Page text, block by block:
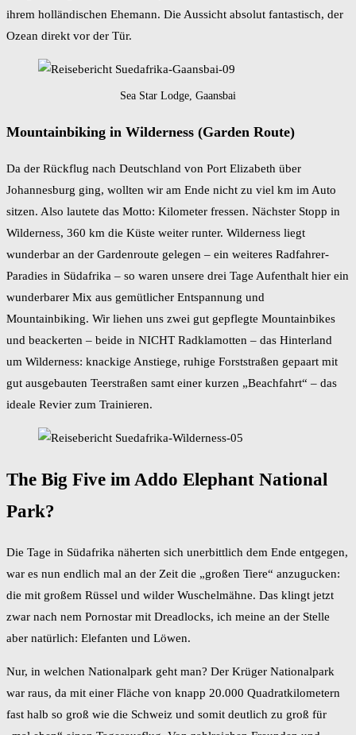
ihrem holländischen Ehemann. Die Aussicht absolut fantastisch, der
Ozean direkt vor der Tür.
Sea Star Lodge, Gaansbai
Mountainbiking in Wilderness (Garden Route)
Da der Rückflug nach Deutschland von Port Elizabeth über
Johannesburg ging, wollten wir am Ende nicht zu viel km im Auto
sitzen. Also lautete das Motto: Kilometer fressen. Nächster Stopp in
Wilderness, 360 km die Küste weiter runter. Wilderness liegt
wunderbar an der Gardenroute gelegen – ein weiteres Radfahrer-
Paradies in Südafrika – so waren unsere drei Tage Aufenthalt hier ein
wunderbarer Mix aus gemütlicher Entspannung und
Mountainbiking. Wir liehen uns zwei gut gepflegte Mountainbikes
und beackerten – beide in NICHT Radklamotten – das Hinterland
um Wilderness: knackige Anstiege, ruhige Forststraßen gepaart mit
gut ausgebauten Teerstraßen samt einer kurzen „Beachfahrt“ – das
ideale Revier zum Trainieren.
The Big Five im Addo Elephant National
Park?
Die Tage in Südafrika näherten sich unerbittlich dem Ende entgegen,
war es nun endlich mal an der Zeit die „großen Tiere“ anzugucken:
die mit großem Rüssel und wilder Wuschelmähne. Das klingt jetzt
zwar nach nem Pornostar mit Dreadlocks, ich meine an der Stelle
aber natürlich: Elefanten und Löwen.
Nur, in welchen Nationalpark geht man? Der Krüger Nationalpark
war raus, da mit einer Fläche von knapp 20.000 Quadratkilometern
fast halb so groß wie die Schweiz und somit deutlich zu groß für